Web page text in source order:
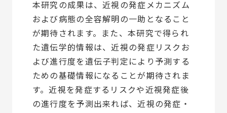
本研究の成果は、近視の発症メカニズム
および病態の全容解明の一助となること
が期待されます。また、本研究で得られ
た遺伝学的情報は、近視の発症リスクお
よび進行度を遺伝子判定により予測する
ための基礎情報になることが期待されま
す。近視を発症するリスクや近視発症後
の進行度を予測出来れば、近視の発症・